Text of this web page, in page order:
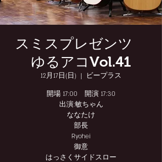
スミスプレゼンツ
ゆるアコVol.41
12月17日(日)
  |
ビープラス
開場 17:00 開演 17:30
出演:敏ちゃん
ななたけ
部長
Ryohei
御意
はっさくサイドスロー